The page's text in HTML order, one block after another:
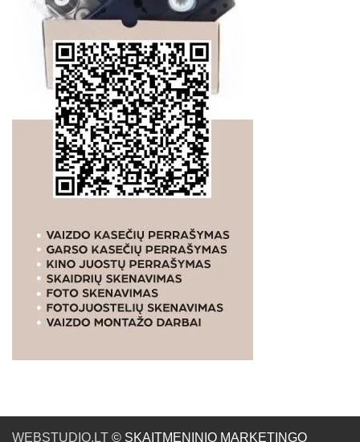
WEBSTUDIO.LT © SKAITMENINIO MARKETINGO